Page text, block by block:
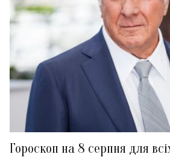
Гороскоп на 8 серпня для